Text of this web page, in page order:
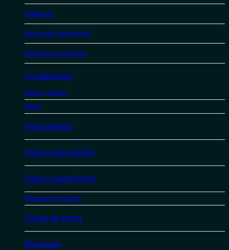
Kettlebells
Bancos de musculación
Packs de musculación
Crosstraining
Racks y Jaulas
Packs
Packs fitness
Packs musculación
Packs crosstraining
Máquinas de Cardio
Cintas de correr
Bicicletas